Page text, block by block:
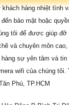
hàng nhiệt tình
bảo mật hoặc
tôi để được giúp
và chuyên môn cao,
hàng sự yên tâm và
wifi của chúng tôi.
Phú, TP.HCM